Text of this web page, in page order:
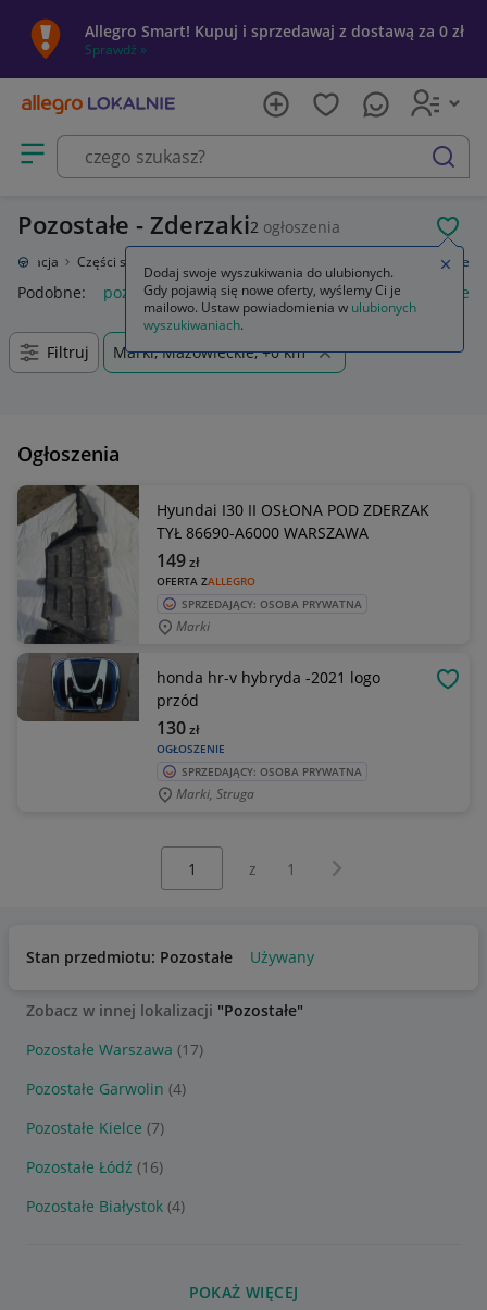
Allegro Smart! Kupuj i sprzedawaj z dostawą za 0 zł
Sprawdź »
Otwórz menu z kategoriami
szukaj
Pozostałe - Zderzaki2 ogłoszenia
Części samochodowe Pozostałe
Podobne: pozostałe łóżka pozostałe pozostałe miasta i
Filtruj Marki, Mazowieckie, +0 km
Ogłoszenia
Hyundai I30 II OSŁONA POD ZDERZAK
TYŁ 86690-A6000 WARSZAWA
OFERTA ZALLEGRO
149zł
SPRZEDAJĄCY: OSOBA PRYWATNA
Marki
honda hr-v hybryda -2021 logo
przód
OGŁOSZENIE
130zł
SPRZEDAJĄCY: OSOBA PRYWATNA
Marki, Struga
z 1 Następna strona
Stan przedmiotu: Pozostałe Używany
Zobacz w innej lokalizacji "Pozostałe"
Pozostałe Warszawa (17)
Pozostałe Garwolin (4)
Pozostałe Kielce (7)
Pozostałe Łódź (16)
Pozostałe Białystok (4)
POKAŻ WIĘCEJ
Dodaj swoje wyszukiwania do ulubionych.
Gdy pojawią się nowe oferty, wyślemy Ci je
mailowo. Ustaw powiadomienia w ulubionych
wyszukiwaniach.